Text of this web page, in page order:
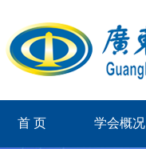
首 页 学会概况